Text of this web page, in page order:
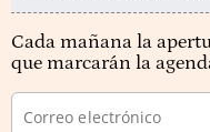
Cada mañana la
que marcarán la